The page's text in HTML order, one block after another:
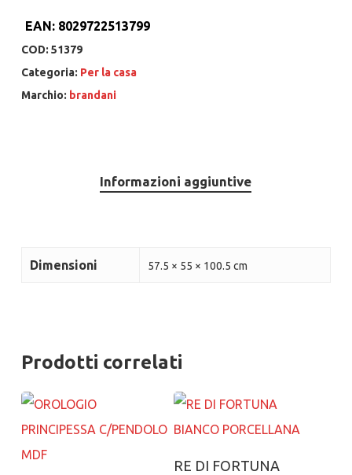
EAN: 8029722513799
COD: 51379
Categoria: Per la casa
Marchio: brandani
Informazioni aggiuntive
Dimensioni 57.5 × 55 × 100.5 cm
Prodotti correlati
Aggiungi al carrello
RE DI FORTUNA